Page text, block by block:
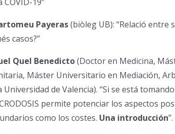
Payeras(biòleg UB): “Relació entre
casos?”
Quel Benedicto(Doctor en Medicina,
Máster Universitario en Mediación,
de Valencia). “Si se está
permite potenciar los aspectos
como los costes. Una introducción”.